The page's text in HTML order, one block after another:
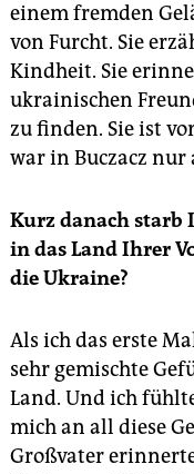
einem fremden
von Furcht. Sie
Kindheit. Sie
ukrainischen
zu finden. Sie ist
war in Buczacz nur
Kurz danach starb
in das Land Ihrer
die Ukraine?
Als ich das erste
sehr gemischte
Land. Und ich
mich an all diese
Großvater